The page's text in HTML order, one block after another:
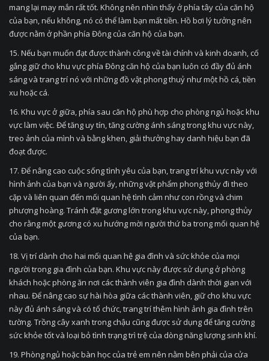
mang lại may mắn rất tốt. Không nên nhìn thấy ở phía tây của căn hộ
của bạn, nếu không, nó có thể làm bạn mất tiền. Hồ bơi lý tưởng nên
được nằm ở phần phía Đông của căn hộ của bạn.
15. Nếu bạn muốn đạt được thành công về tài chính và kinh doanh, cố
gắng giữ cho khu vực phía Đông căn hộ của bạn luôn có đầy đủ ánh
sáng và trang trí nó với những đồ vật phong thuỷ như một hồ cá, tiền
xu hoặc cá.
16. Khu vực ở giữa, phía sau căn hộ phù hợp cho phòng ngủ hoặc khu
vực làm việc. Để tăng uy tín, tăng cường ánh sáng trong khu vực này,
treo ảnh của mình và bằng khen, giải thưởng hay danh hiệu bạn đã
đoạt được.
17. Để nâng cao cuộc sống tình yêu của bạn, trang trí khu vực này với
hình ảnh của bạn và người ấy, những vật phẩm phong thủy đi theo
cặp và liên quan đến mối quan hệ tình cảm như con rồng và chim
phượng hoàng. Tránh đặt gương lớn trong khu vực này, phong thủy
cho rằng một gương có xu hướng mời người thứ ba trong mối quan hệ
của bạn.
18. Vị trí dành cho hai mối quan hệ gia đình và sức khỏe của mọi
người trong gia đình của bạn. Khu vực này được sử dụng ở phòng
khách hoặc phòng ăn nơi các thành viên gia đình dành thời gian với
nhau. Để nâng cao sự hài hòa giữa các thành viên, giữ cho khu vực
này đủ ánh sáng và có tổ chức, trang trí thêm hình ảnh gia đình trên
tường. Trồng cây xanh trong chậu cũng được sử dụng để tăng cường
sức khỏe tốt và loại bỏ tình trạng trì trệ của dòng năng lượng sinh khí.
19. Phòng ngủ hoặc bàn học của trẻ em nên nằm bên phải của cửa